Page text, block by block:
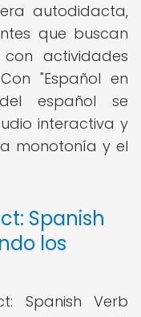
autodidacta,
que buscan
actividades
"Español en
español se
interactiva y
monotonía y el
Spanish
los
Spanish Verb